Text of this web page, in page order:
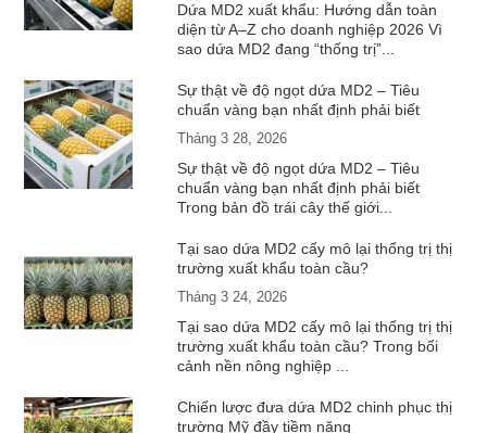
Dứa MD2 xuất khẩu: Hướng dẫn toàn
diện từ A–Z cho doanh nghiệp 2026 Vì
sao dứa MD2 đang “thống trị”...
Sự thật về độ ngọt dứa MD2 – Tiêu
chuẩn vàng bạn nhất định phải biết
Tháng 3 28, 2026
Sự thật về độ ngọt dứa MD2 – Tiêu
chuẩn vàng bạn nhất định phải biết
Trong bản đồ trái cây thế giới...
Tại sao dứa MD2 cấy mô lại thống trị thị
trường xuất khẩu toàn cầu?
Tháng 3 24, 2026
Tại sao dứa MD2 cấy mô lại thống trị thị
trường xuất khẩu toàn cầu? Trong bối
cảnh nền nông nghiệp ...
Chiến lược đưa dứa MD2 chinh phục thị
trường Mỹ đầy tiềm năng